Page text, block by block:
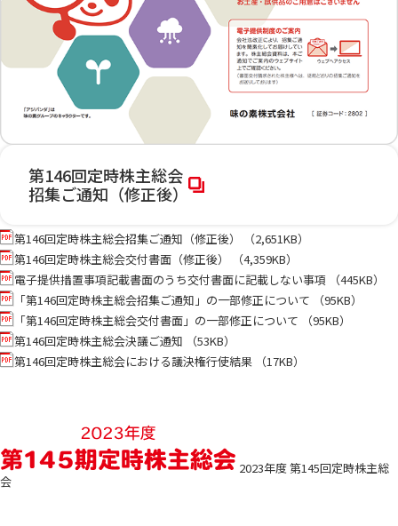
第146回定時株主総会
招集ご通知（修正後）
第146回定時株主総会招集ご通知（修正後） （2,651KB）
第146回定時株主総会交付書面（修正後） （4,359KB）
電子提供措置事項記載書面のうち交付書面に記載しない事項 （445KB）
「第146回定時株主総会招集ご通知」の一部修正について （95KB）
「第146回定時株主総会交付書面」の一部修正について （95KB）
第146回定時株主総会決議ご通知 （53KB）
第146回定時株主総会における議決権行使結果 （17KB）
2023年度 第145回定時株主総
会